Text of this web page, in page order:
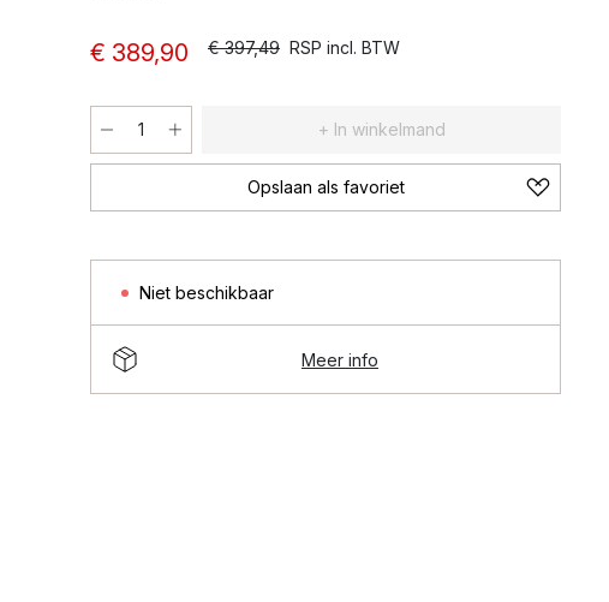
€ 389,90 € 397,49 RSP incl. BTW
+ In winkelmand
Opslaan als favoriet
Niet beschikbaar
Meer info